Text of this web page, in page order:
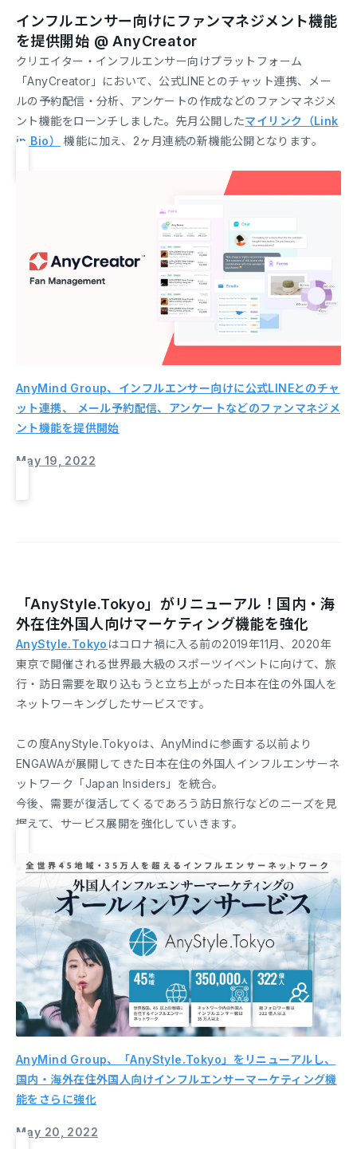
インフルエンサー向けにファンマネジメント機能
を提供開始 @ AnyCreator
クリエイター・インフルエンサー向けプラットフォーム
「AnyCreator」において、公式LINEとのチャット連携、メー
ルの予約配信・分析、アンケートの作成などのファンマネジメ
ント機能をローンチしました。先月公開したマイリンク（Link
in Bio）
機能に加え、2ヶ月連続の新機能公開となります。
AnyMind Group、インフルエンサー向けに公式LINEとのチャ
ット連携、 メール予約配信、アンケートなどのファンマネジメ
ント機能を提供開始
May 19, 2022
「AnyStyle.Tokyo」がリニューアル！国内・海
外在住外国人向けマーケティング機能を強化
AnyStyle.Tokyo はコロナ禍に入る前の2019年11月、2020年
東京で開催される世界最大級のスポーツイベントに向けて、旅
行・訪日需要を取り込もうと立ち上がった日本在住の外国人を
ネットワーキングしたサービスです。
この度AnyStyle.Tokyoは、AnyMindに参画する以前より
ENGAWAが展開してきた日本在住の外国人インフルエンサーネ
ットワーク「Japan Insiders」を統合。
今後、需要が復活してくるであろう訪日旅行などのニーズを見
据えて、サービス展開を強化していきます。
AnyMind Group、「AnyStyle.Tokyo」をリニューアルし、
国内・海外在住外国人向けインフルエンサーマーケティング機
能をさらに強化
May 20, 2022